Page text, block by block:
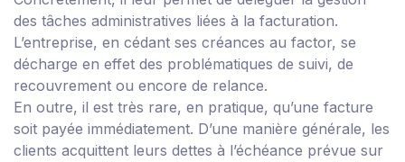
des tâches administratives liées à la facturation.
L’entreprise, en cédant ses créances au factor, se
décharge en effet des problématiques de suivi, de
recouvrement ou encore de relance.
En outre, il est très rare, en pratique, qu’une facture
soit payée immédiatement. D’une manière générale, les
clients acquittent leurs dettes à l’échéance prévue sur